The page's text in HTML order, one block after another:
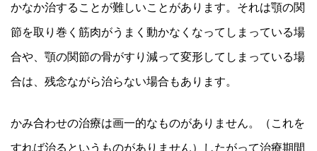
かなか治することが難しいことがあります。それは顎の関
節を取り巻く筋肉がうまく動かなくなってしまっている場
合や、顎の関節の骨がすり減って変形してしまっている場
合は、残念ながら治らない場合もあります。
かみ合わせの治療は画一的なものがありません。（これを
すれば治るというものがありません）したがって治療期間